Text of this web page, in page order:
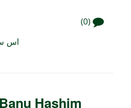
(0)
اس
Hashim